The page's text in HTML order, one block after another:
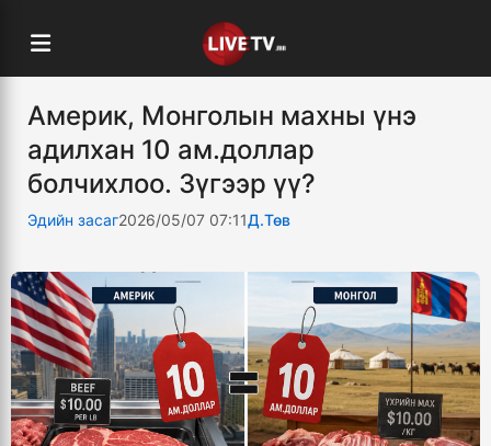
Америк, Монголын махны үнэ
адилхан 10 ам.доллар
болчихлоо. Зүгээр үү?
Эдийн засаг2026/05/07 07:11Д.Төв